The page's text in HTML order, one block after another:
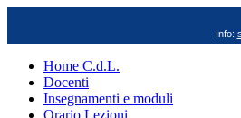
Info:
Home C.d.L.
Docenti
Insegnamenti e moduli
Orario Lezioni